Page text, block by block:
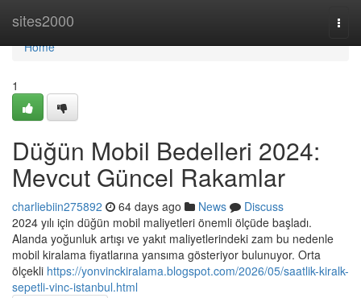
sites2000
Home
Home
1
Düğün Mobil Bedelleri 2024:
Mevcut Güncel Rakamlar
charliebiin275892 64 days ago News
Discuss
2024 yılı için düğün mobil maliyetleri önemli ölçüde başladı.
Alanda yoğunluk artışı ve yakıt maliyetlerindeki zam bu nedenle
mobil kiralama fiyatlarına yansıma gösteriyor bulunuyor. Orta
ölçekli https://yonvinckiralama.blogspot.com/2026/05/saatlik-kiralk-
sepetli-vinc-istanbul.html